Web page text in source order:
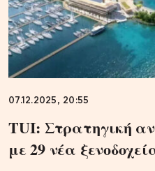
07.12.2025, 20:55
TUI: Στρατηγική
με 29 νέα